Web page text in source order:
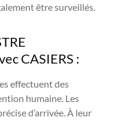
être surveillés.
CASIERS :
effectuent des
humaine. Les
d’arrivée. À leur